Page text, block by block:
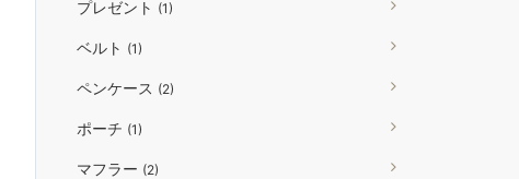
プレゼント (1)
ベルト (1)
ペンケース (2)
ポーチ (1)
マフラー (2)